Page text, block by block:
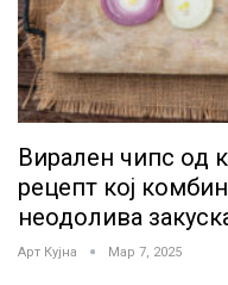
Вирален чипс од
рецепт кој
неодолива
Арт Кујна Мар 7, 2025